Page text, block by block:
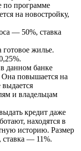
по программе
на новостройку,
— 50%, ставка
готовое жилье.
данном банке
Она повышается на
выдается
и владельцам
кредит даже
находятся в
историю. Размер
ставка — 11%.